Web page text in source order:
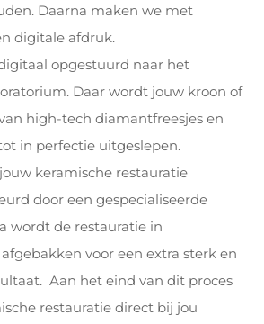
Daarna maken we met
digitale afdruk.
opgestuurd naar het
Daar wordt jouw kroon of
high-tech diamantfreesjes en
in perfectie uitgeslepen.
keramische restauratie
door een gespecialiseerde
wordt de restauratie in
voor een extra sterk en
Aan het eind van dit proces
restauratie direct bij jou